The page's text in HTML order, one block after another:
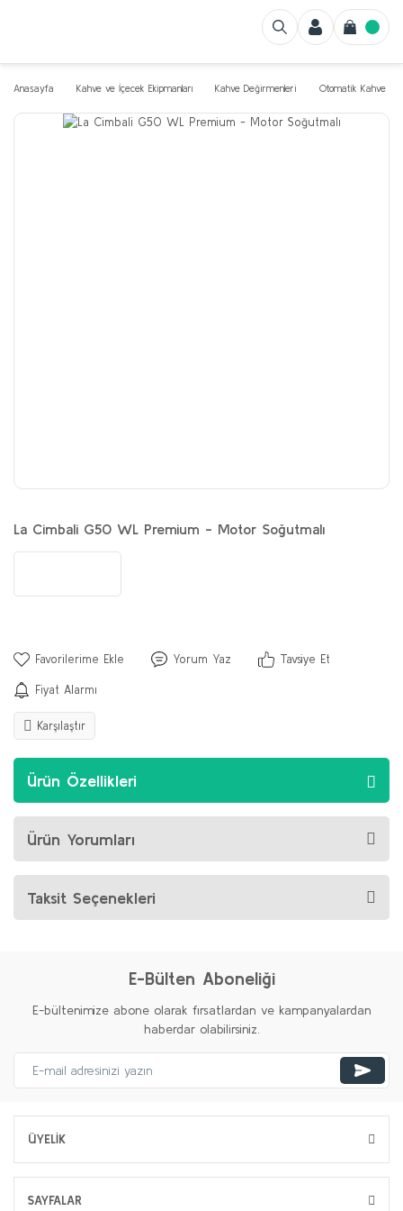
Anasayfa Kahve ve İçecek Ekipmanları Kahve Değirmenleri Otomatik Kahve
La Cimbali G50 WL Premium - Motor Soğutmalı
Yorum Yaz Tavsiye Et
Fiyat Alarmı
Karşılaştır
Ürün Özellikleri
Ürün Yorumları
Taksit Seçenekleri
E-Bülten Aboneliği
E-bültenimize abone olarak fırsatlardan ve kampanyalardan
haberdar olabilirsiniz.
ÜYELİK
SAYFALAR